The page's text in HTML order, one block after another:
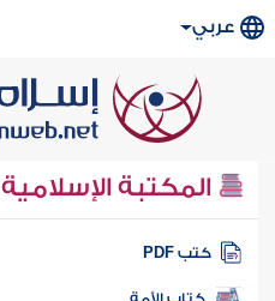
عربي
المكتبة الإسلامية
كتب PDF